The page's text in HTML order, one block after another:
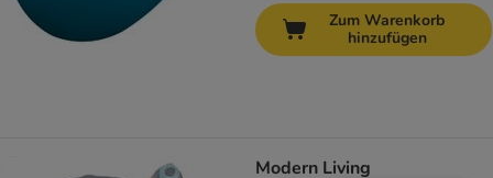
Zum Warenkorb
hinzufügen
Modern Living